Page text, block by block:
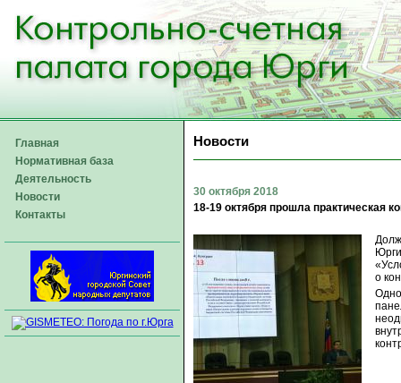
Главная
Нормативная база
Деятельность
Новости
Контакты
Новости
30 октября 2018
18-19 октября прошла практическая
о